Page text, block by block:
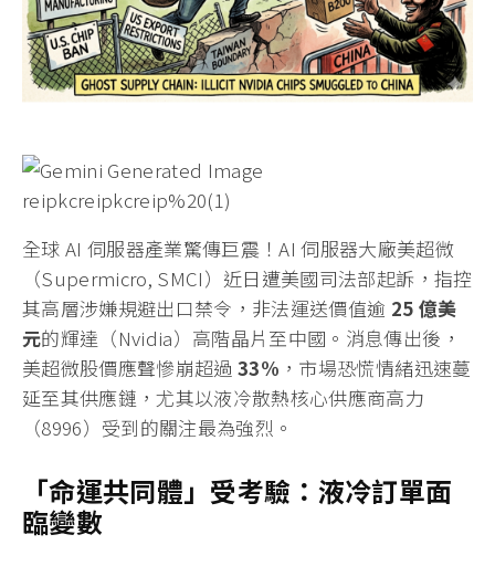
全球 AI 伺服器產業驚傳巨震！AI 伺服器大廠美超微
（Supermicro, SMCI）近日遭美國司法部起訴，指控
其高層涉嫌規避出口禁令，非法運送價值逾 25 億美
元的輝達（Nvidia）高階晶片至中國。消息傳出後，
美超微股價應聲慘崩超過33% ，市場恐慌情緒迅速蔓
延至其供應鏈，尤其以液冷散熱核心供應商高力
（8996）受到的關注最為強烈。
「命運共同體」受考驗：液冷訂單面
臨變數